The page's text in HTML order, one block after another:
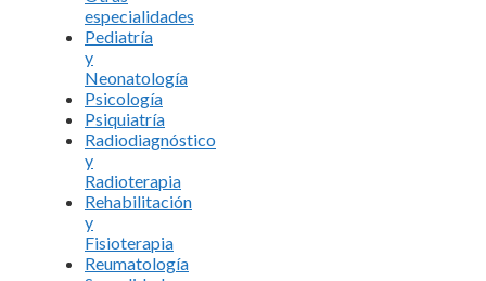
especialidades
Pediatría
y
Neonatología
Psicología
Psiquiatría
Radiodiagnóstico
y
Radioterapia
Rehabilitación
y
Fisioterapia
Reumatología